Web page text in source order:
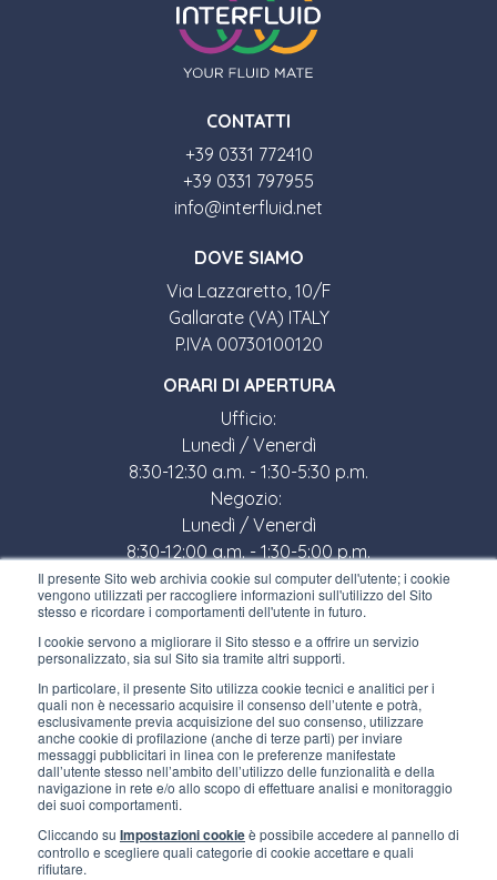
Il presente Sito web archivia cookie sul computer dell'utente; i cookie
vengono utilizzati per raccogliere informazioni sull'utilizzo del Sito
stesso e ricordare i comportamenti dell'utente in futuro.
I cookie servono a migliorare il Sito stesso e a offrire un servizio
personalizzato, sia sul Sito sia tramite altri supporti.
In particolare, il presente Sito utilizza cookie tecnici e analitici per i
quali non è necessario acquisire il consenso dell’utente e potrà,
esclusivamente previa acquisizione del suo consenso, utilizzare
anche cookie di profilazione (anche di terze parti) per inviare
messaggi pubblicitari in linea con le preferenze manifestate
dall’utente stesso nell’ambito dell’utilizzo delle funzionalità e della
navigazione in rete e/o allo scopo di effettuare analisi e monitoraggio
dei suoi comportamenti.
Cliccando su Impostazioni cookieè possibile accedere al pannello di
controllo e scegliere quali categorie di cookie accettare e quali
rifiutare.
CONTATTI
+39 0331 772410
+39 0331 797955
info@interfluid.net
DOVE SIAMO
Via Lazzaretto, 10/F
Gallarate (VA) ITALY
P.IVA 00730100120
ORARI DI APERTURA
Ufficio:
Lunedì / Venerdì
8:30-12:30 a.m. - 1:30-5:30 p.m.
Negozio:
Lunedì / Venerdì
8:30-12:00 a.m. - 1:30-5:00 p.m.
LINK UTILI
Iscriviti alla newsletter
Lavora con noi
Gli imballi di Interfluid
Progetto di trasformazione digitale
RIMANI AGGIORNATO